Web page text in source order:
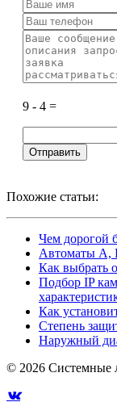
9 - 4 =
Похожие статьи:
Чем дорогой
Автоматы A,
Как выбрать
Подбор IP
Как
Степень
Наружный
© 2026 Системные
